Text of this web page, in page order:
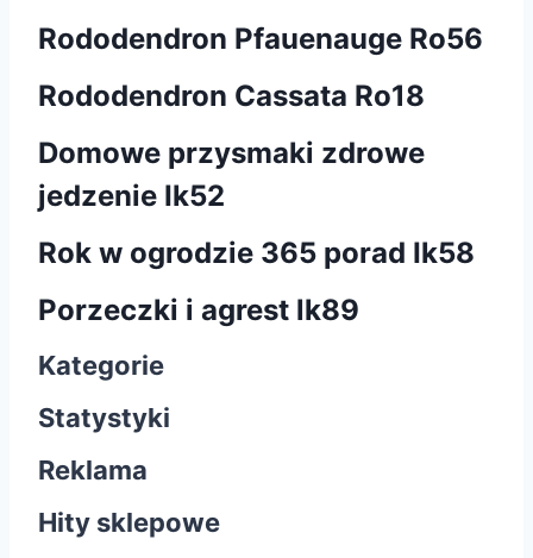
Rododendron Pfauenauge Ro56
Rododendron Cassata Ro18
Domowe przysmaki zdrowe
jedzenie Ik52
Rok w ogrodzie 365 porad Ik58
Porzeczki i agrest lk89
Kategorie
Statystyki
Reklama
Hity sklepowe